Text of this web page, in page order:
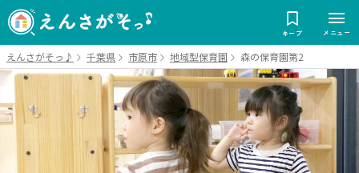
キープ メニュー
えんさがそっ♪ 千葉県 市原市 地域型保育園 森の保育園第2